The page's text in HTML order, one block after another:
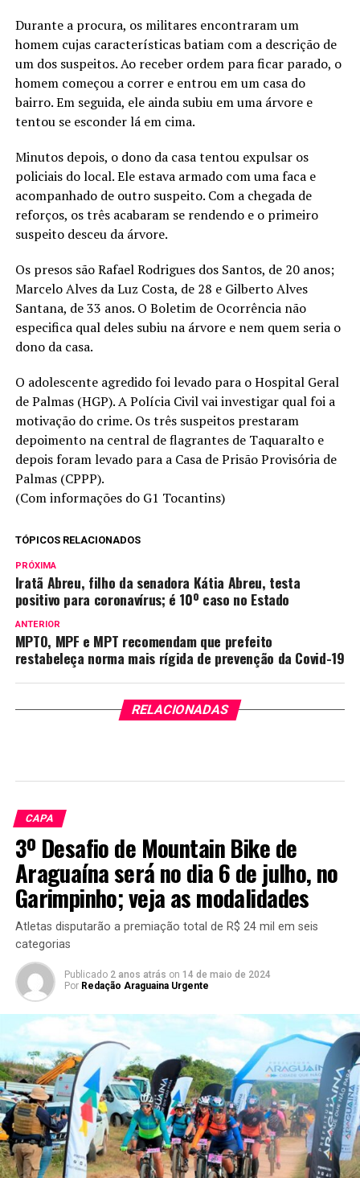
Durante a procura, os militares encontraram um
homem cujas características batiam com a descrição de
um dos suspeitos. Ao receber ordem para ficar parado, o
homem começou a correr e entrou em um casa do
bairro. Em seguida, ele ainda subiu em uma árvore e
tentou se esconder lá em cima.
Minutos depois, o dono da casa tentou expulsar os
policiais do local. Ele estava armado com uma faca e
acompanhado de outro suspeito. Com a chegada de
reforços, os três acabaram se rendendo e o primeiro
suspeito desceu da árvore.
Os presos são Rafael Rodrigues dos Santos, de 20 anos;
Marcelo Alves da Luz Costa, de 28 e Gilberto Alves
Santana, de 33 anos. O Boletim de Ocorrência não
especifica qual deles subiu na árvore e nem quem seria o
dono da casa.
O adolescente agredido foi levado para o Hospital Geral
de Palmas (HGP). A Polícia Civil vai investigar qual foi a
motivação do crime. Os três suspeitos prestaram
depoimento na central de flagrantes de Taquaralto e
depois foram levado para a Casa de Prisão Provisória de
Palmas (CPPP).
(Com informações do G1 Tocantins)
TÓPICOS RELACIONADOS
PRÓXIMA
Iratã Abreu, filho da senadora Kátia Abreu, testa
positivo para coronavírus; é 10º caso no Estado
ANTERIOR
MPTO, MPF e MPT recomendam que prefeito
restabeleça norma mais rígida de prevenção da Covid-19
RELACIONADAS
CAPA
3º Desafio de Mountain Bike de
Araguaína será no dia 6 de julho, no
Garimpinho; veja as modalidades
Atletas disputarão a premiação total de R$ 24 mil em seis
categorias
Publicado 2 anos atrás on 14 de maio de 2024
Por Redação Araguaina Urgente